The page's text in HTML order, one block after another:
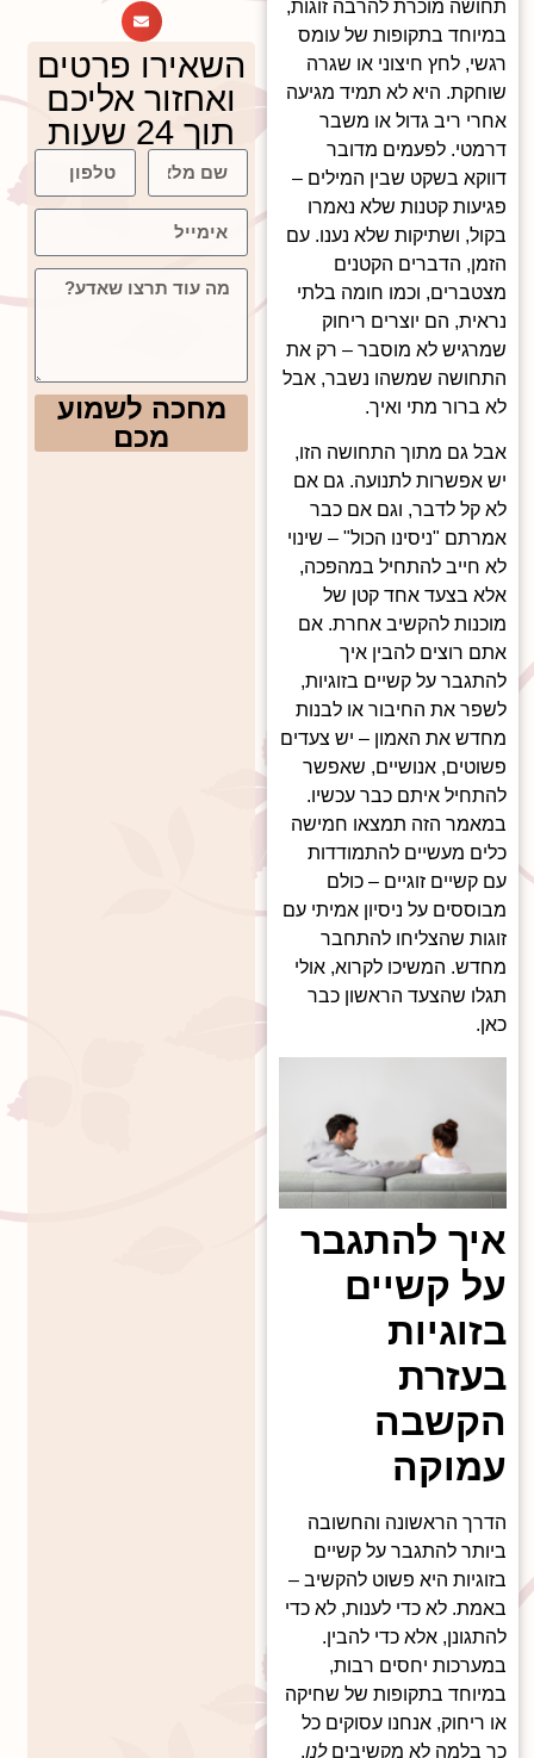
תחושה מוכרת להרבה זוגות,
במיוחד בתקופות של עומס
רגשי, לחץ חיצוני או שגרה
שוחקת. היא לא תמיד מגיעה
אחרי ריב גדול או משבר
דרמטי. לפעמים מדובר
דווקא בשקט שבין המילים –
פגיעות קטנות שלא נאמרו
בקול, ושתיקות שלא נענו. עם
הזמן, הדברים הקטנים
מצטברים, וכמו חומה בלתי
נראית, הם יוצרים ריחוק
שמרגיש לא מוסבר – רק את
התחושה שמשהו נשבר, אבל
לא ברור מתי ואיך.
אבל גם מתוך התחושה הזו,
יש אפשרות לתנועה. גם אם
לא קל לדבר, וגם אם כבר
אמרתם "ניסינו הכול" – שינוי
לא חייב להתחיל במהפכה,
אלא בצעד אחד קטן של
מוכנות להקשיב אחרת. אם
אתם רוצים להבין איך
להתגבר על קשיים בזוגיות,
לשפר את החיבור או לבנות
מחדש את האמון – יש צעדים
פשוטים, אנושיים, שאפשר
להתחיל איתם כבר עכשיו.
במאמר הזה תמצאו חמישה
כלים מעשיים להתמודדות
עם קשיים זוגיים – כולם
מבוססים על ניסיון אמיתי עם
זוגות שהצליחו להתחבר
מחדש. המשיכו לקרוא, אולי
תגלו שהצעד הראשון כבר
כאן.
איך להתגבר
על קשיים
בזוגיות
בעזרת
הקשבה
עמוקה
הדרך הראשונה והחשובה
ביותר להתגבר על קשיים
בזוגיות היא פשוט להקשיב –
באמת. לא כדי לענות, לא כדי
להתגונן, אלא כדי להבין.
במערכות יחסים רבות,
במיוחד בתקופות של שחיקה
או ריחוק, אנחנו עסוקים כל
כך בלמה לא מקשיביםלנו,
השאירו פרטים
ואחזור אליכם
תוך 24 שעות
מחכה לשמוע
מכם